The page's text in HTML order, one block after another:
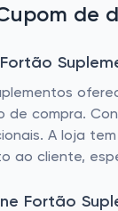
de
de compra.
A loja
ao cliente,
Fortão